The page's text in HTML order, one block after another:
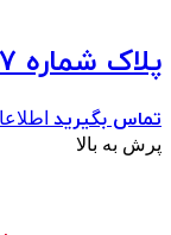
پلاک شماره 7 جلوی دوچرخه ایران اندرو
تماس بگیرید
پرش به بالا